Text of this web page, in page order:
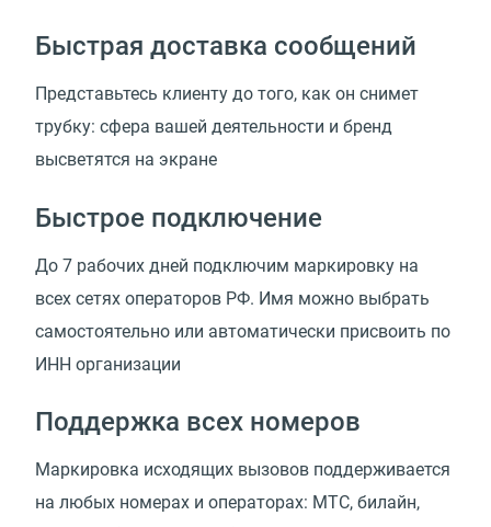
Быстрая доставка сообщений
Представьтесь клиенту до того, как он снимет
трубку: сфера вашей деятельности и бренд
высветятся на экране
Быстрое подключение
До 7 рабочих дней подключим маркировку на
всех сетях операторов РФ. Имя можно выбрать
самостоятельно или автоматически присвоить по
ИНН организации
Поддержка всех номеров
Маркировка исходящих вызовов поддерживается
на любых номерах и операторах: МТС, билайн,